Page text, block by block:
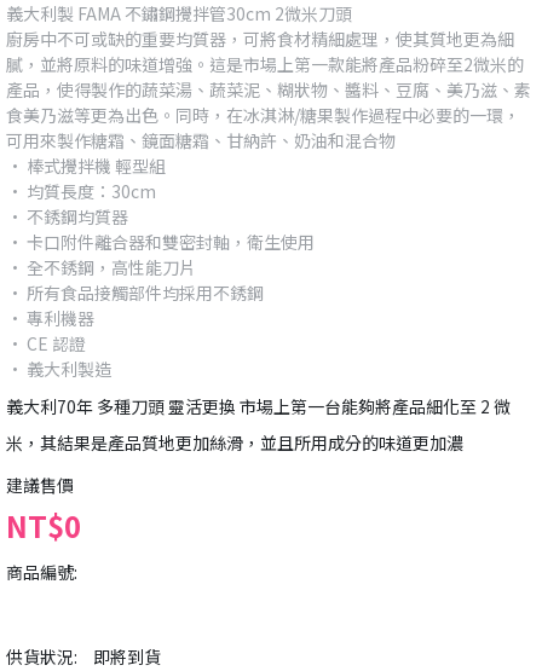
義大利製 FAMA 不鏽鋼攪拌管30cm 2微米刀頭
廚房中不可或缺的重要均質器，可將食材精細處理，使其質地更為細
膩，並將原料的味道增強。這是市場上第一款能將產品粉碎至2微米的
產品，使得製作的蔬菜湯、蔬菜泥、糊狀物、醬料、豆腐、美乃滋、素
食美乃滋等更為出色。同時，在冰淇淋/糖果製作過程中必要的一環，
可用來製作糖霜、鏡面糖霜、甘納許、奶油和混合物
• 棒式攪拌機 輕型組
• 均質長度：30cm
• 不銹鋼均質器
• 卡口附件離合器和雙密封軸，衛生使用
• 全不銹鋼，高性能刀片
• 所有食品接觸部件均採用不銹鋼
• 專利機器
• CE 認證
• 義大利製造
義大利70年 多種刀頭 靈活更換 市場上第一台能夠將產品細化至 2 微
米，其結果是產品質地更加絲滑，並且所用成分的味道更加濃
建議售價
NT$0
商品編號:
供貨狀況: 即將到貨